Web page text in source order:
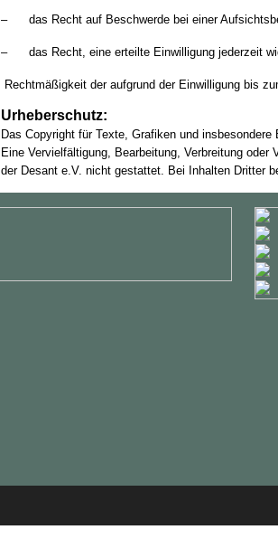
‒ das Recht auf Beschwerde bei einer
‒ das Recht, eine erteilte Einwilligung jederzeit
Rechtmäßigkeit der aufgrund der Einwilligung bis
Urheberschutz:
Das Copyright für Texte, Grafiken und
Eine Vervielfältigung, Bearbeitung, Verbreitung
der Desant e.V. nicht gestattet. Bei Inhalten Dritter